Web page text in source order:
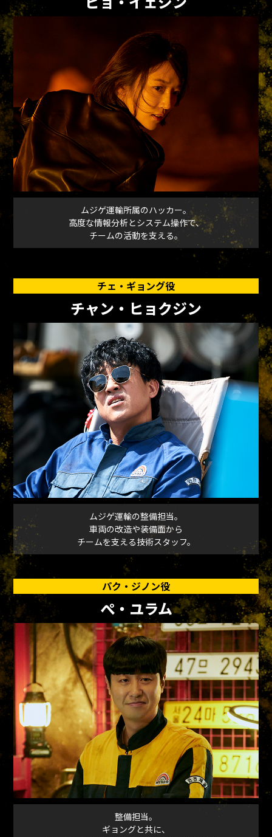
ムジゲ運輸所属のハッカー。
高度な情報分析とシステム操作で、
チームの活動を支える。
チェ・ギョング役
チャン・ヒョクジン
ムジゲ運輸の整備担当。
車両の改造や装備面から
チームを支える技術スタッフ。
パク・ジノン役
ぺ・ユラム
整備担当。
ギョングと共に、